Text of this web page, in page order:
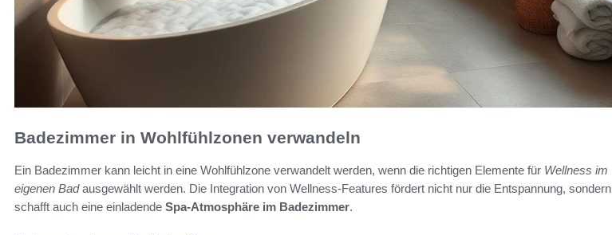
Badezimmer in Wohlfühlzonen verwandeln
Ein Badezimmer kann leicht in eine Wohlfühlzone verwandelt werden, wenn die richtigen Elemente für Wellness im
eigenen Badausgewählt werden. Die Integration von Wellness-Features fördert nicht nur die Entspannung, sondern
schafft auch eine einladende Spa-Atmosphäre im Badezimmer.